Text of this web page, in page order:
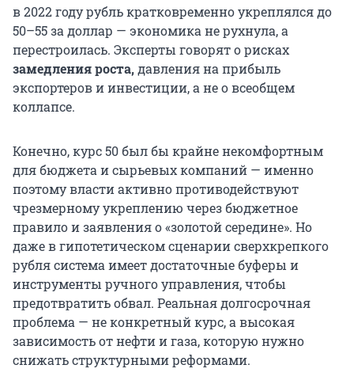
в 2022 году рубль кратковременно укреплялся до
50–55за доллар — экономика не рухнула, а
перестроилась. Эксперты говорят о рисках
замедления роста,давления на прибыль
экспортеров и инвестиции, а не о всеобщем
коллапсе.
Конечно, курс 50 был бы крайне некомфортным
для бюджета и сырьевых компаний — именно
поэтому власти активно противодействуют
чрезмерному укреплению через бюджетное
правило и заявления о «золотой середине». Но
даже в гипотетическом сценарии сверхкрепкого
рубля система имеет достаточные буферы и
инструменты ручного управления, чтобы
предотвратить обвал. Реальная долгосрочная
проблема — не конкретный курс, а высокая
зависимость от нефти и газа, которую нужно
снижать структурными реформами.